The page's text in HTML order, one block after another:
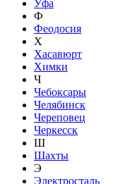
Уфа
Ф
Феодосия
Х
Хасавюрт
Химки
Ч
Чебоксары
Челябинск
Череповец
Черкесск
Ш
Шахты
Э
Электросталь